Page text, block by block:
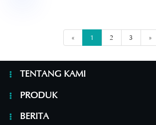
« 1 2 3 »
TENTANG KAMI
PRODUK
BERITA